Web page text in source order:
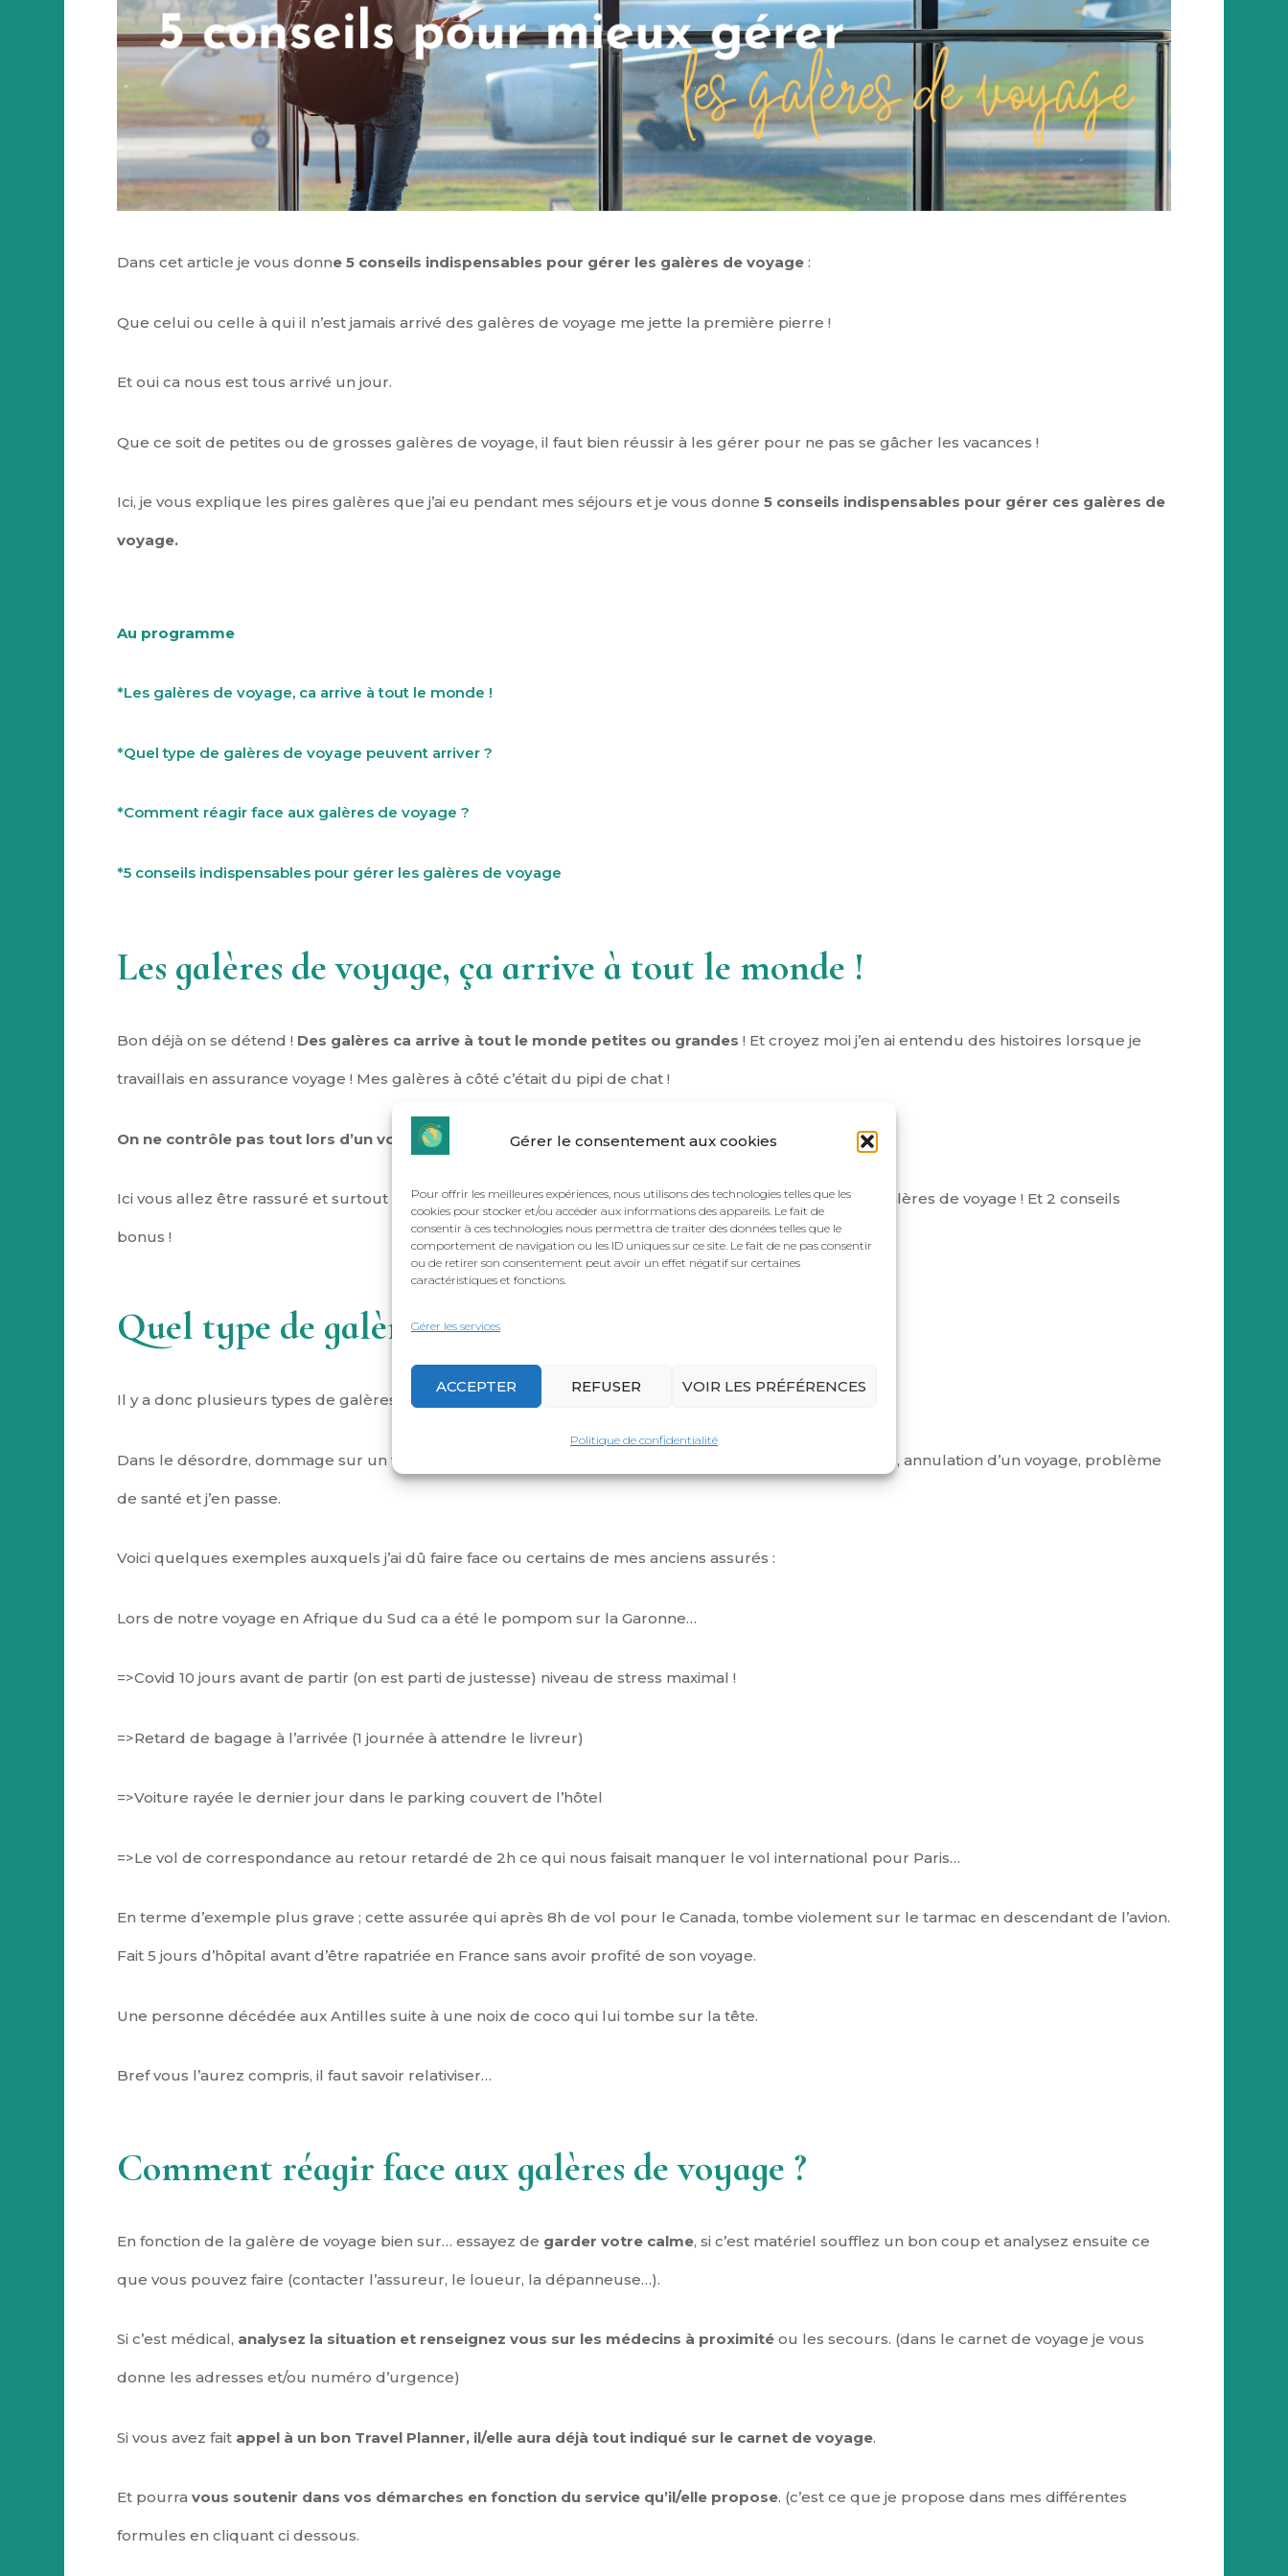
Gérer le consentement aux cookies
Pour offrir les meilleures expériences, nous utilisons des technologies telles que les
cookies pour stocker et/ou accéder aux informations des appareils. Le fait de
consentir à ces technologies nous permettra de traiter des données telles que le
comportement de navigation ou les ID uniques sur ce site. Le fait de ne pas consentir
ou de retirer son consentement peut avoir un effet négatif sur certaines
caractéristiques et fonctions.
Gérer les services
ACCEPTER REFUSER VOIR LES PRÉFÉRENCES
Politique de confidentialité
Dans cet article je vous donne 5 conseils indispensables pour gérer les galères de voyage :
Que celui ou celle à qui il n’est jamais arrivé des galères de voyage me jette la première pierre !
Et oui ca nous est tous arrivé un jour.
Que ce soit de petites ou de grosses galères de voyage, il faut bien réussir à les gérer pour ne pas se gâcher les vacances !
Ici, je vous explique les pires galères que j’ai eu pendant mes séjours et je vous donne 5 conseils indispensables pour gérer ces galères de
voyage.
Au programme
*Les galères de voyage, ca arrive à tout le monde !
*Quel type de galères de voyage peuvent arriver ?
*Comment réagir face aux galères de voyage ?
*5 conseils indispensables pour gérer les galères de voyage
Les galères de voyage, ça arrive à tout le monde !
Bon déjà on se détend ! Des galères ca arrive à tout le monde petites ou grandes ! Et croyez moi j’en ai entendu des histoires lorsque je
travaillais en assurance voyage ! Mes galères à côté c’était du pipi de chat !
On ne contrôle pas tout lors d’un voyage. Sinon ce serait trop facile !
Ici vous allez être rassuré et surtout vous allez repartir avec 5 conseils indispensables pour gérer les galères de voyage ! Et 2 conseils
bonus !
Quel type de galère de voyage peuvent arriver ?
Il y a donc plusieurs types de galères de voyage !
Dans le désordre, dommage sur un véhicule de location, retard de bagage ou d’avion, perte de bagage, annulation d’un voyage, problème
de santé et j’en passe.
Voici quelques exemples auxquels j’ai dû faire face ou certains de mes anciens assurés :
Lors de notre voyage en Afrique du Sud ca a été le pompom sur la Garonne…
=>Covid 10 jours avant de partir (on est parti de justesse) niveau de stress maximal !
=>Retard de bagage à l’arrivée (1 journée à attendre le livreur)
=>Voiture rayée le dernier jour dans le parking couvert de l’hôtel
=>Le vol de correspondance au retour retardé de 2h ce qui nous faisait manquer le vol international pour Paris…
En terme d’exemple plus grave ; cette assurée qui après 8h de vol pour le Canada, tombe violement sur le tarmac en descendant de l’avion.
Fait 5 jours d’hôpital avant d’être rapatriée en France sans avoir profité de son voyage.
Une personne décédée aux Antilles suite à une noix de coco qui lui tombe sur la tête.
Bref vous l’aurez compris, il faut savoir relativiser…
Comment réagir face aux galères de voyage ?
En fonction de la galère de voyage bien sur… essayez de garder votre calme, si c’est matériel soufflez un bon coup et analysez ensuite ce
que vous pouvez faire (contacter l’assureur, le loueur, la dépanneuse…).
Si c’est médical, analysez la situation et renseignez vous sur les médecins à proximité ou les secours. (dans le carnet de voyage je vous
donne les adresses et/ou numéro d’urgence)
Si vous avez fait appel à un bon Travel Planner, il/elle aura déjà tout indiqué sur le carnet de voyage.
Et pourra vous soutenir dans vos démarches en fonction du service qu’il/elle propose. (c’est ce que je propose dans mes différentes
formules en cliquant ci dessous.